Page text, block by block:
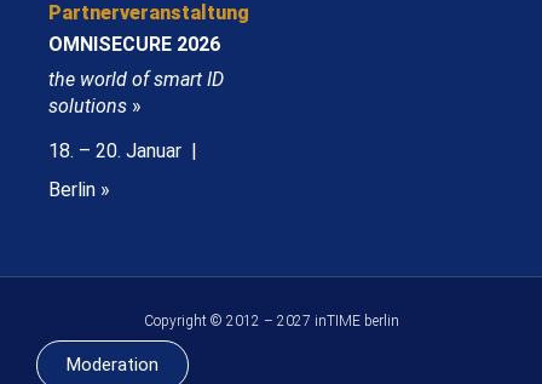
Partnerveranstaltung
OMNISECURE 2026
the world of smart ID
solutions »
18. – 20. Januar |
Berlin »
Copyright © 2012 – 2027 inTIME berlin
Moderation